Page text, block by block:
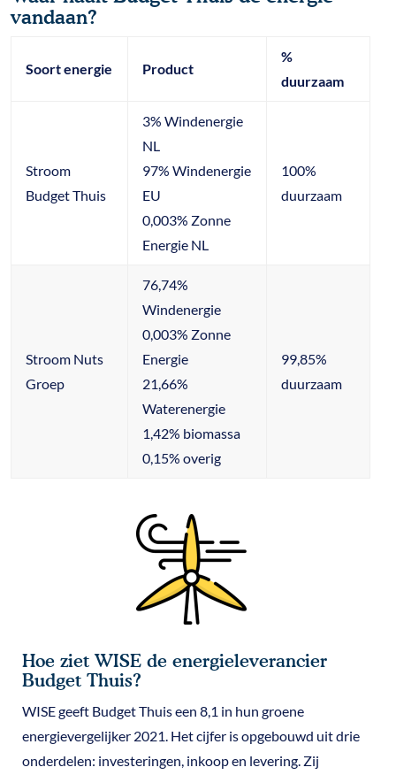
vandaan?
Soort energie Product
%
duurzaam
Stroom
Budget Thuis
3% Windenergie
NL
97% Windenergie
EU
0,003% Zonne
Energie NL
100%
duurzaam
Stroom Nuts
Groep
76,74%
Windenergie
0,003% Zonne
Energie
21,66%
Waterenergie
1,42% biomassa
0,15% overig
99,85%
duurzaam
Hoe ziet WISE de energieleverancier
Budget Thuis?
WISE geeft Budget Thuis een 8,1 in hun groene
energievergelijker 2021. Het cijfer is opgebouwd uit drie
onderdelen: investeringen, inkoop en levering. Zij